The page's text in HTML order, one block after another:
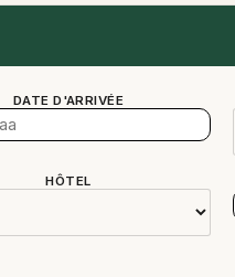
DATE D'ARRIVÉE
HÔTEL